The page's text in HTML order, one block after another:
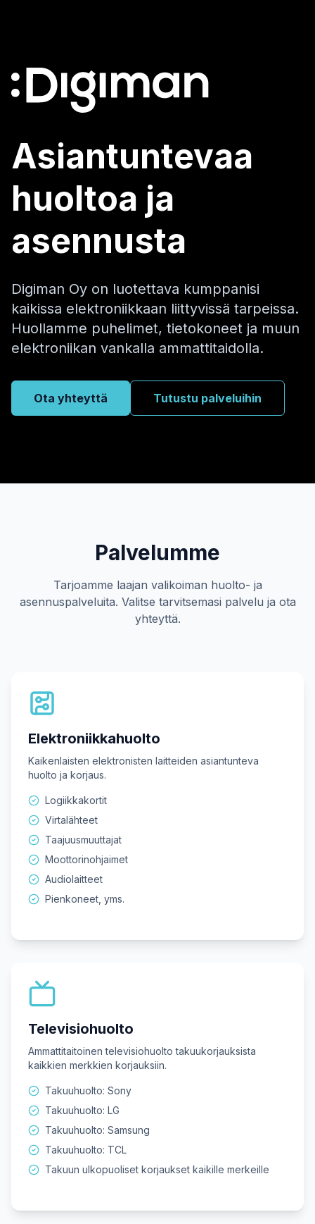
Asiantuntevaa
huoltoa ja
asennusta
Digiman Oy on luotettava kumppanisi
kaikissa elektroniikkaan liittyvissä tarpeissa.
Huollamme puhelimet, tietokoneet ja muun
elektroniikan vankalla ammattitaidolla.
Ota yhteyttä Tutustu palveluihin
Palvelumme
Tarjoamme laajan valikoiman huolto- ja
asennuspalveluita. Valitse tarvitsemasi palvelu ja ota
yhteyttä.
Elektroniikkahuolto
Kaikenlaisten elektronisten laitteiden asiantunteva
huolto ja korjaus.
Logiikkakortit
Virtalähteet
Taajuusmuuttajat
Moottorinohjaimet
Audiolaitteet
Pienkoneet, yms.
Televisiohuolto
Ammattitaitoinen televisiohuolto takuukorjauksista
kaikkien merkkien korjauksiin.
Takuuhuolto: Sony
Takuuhuolto: LG
Takuuhuolto: Samsung
Takuuhuolto: TCL
Takuun ulkopuoliset korjaukset kaikille merkeille